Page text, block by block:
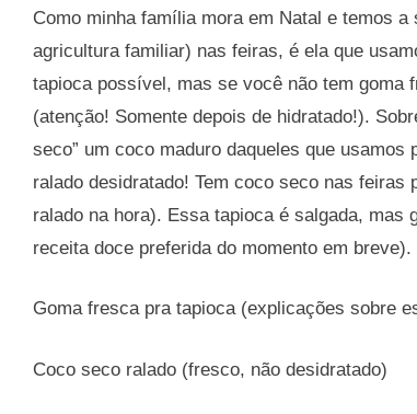
Como minha família mora em Natal e temos
agricultura familiar) nas feiras, é ela que
tapioca possível, mas se você não tem goma
(atenção! Somente depois de hidratado!).
seco” um coco maduro daqueles que
ralado desidratado! Tem coco seco nas
ralado na hora). Essa tapioca é salgada, mas
receita doce preferida do momento em breve).
Goma fresca pra tapioca (explicações sobre
Coco seco ralado (fresco, não desidratado)